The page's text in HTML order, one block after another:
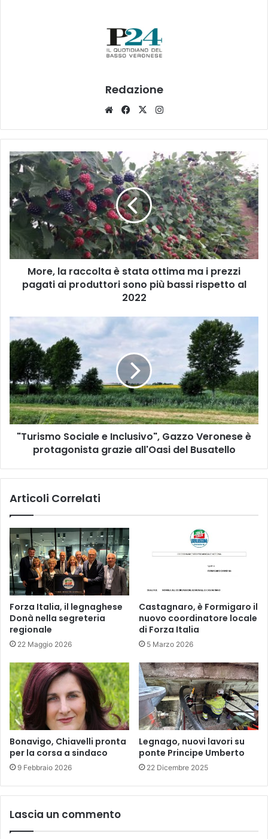
Redazione
WebsiteFacebook
X
More,
la
raccolta
è
stata
ottima
ma
i
prezzi
pagati
più
rispetto
al
2022
More, la raccolta è stata ottima ma i prezzi
pagati ai produttori sono più bassi rispetto al
2022
"Turismo
Sociale
e
Inclusivo",
Gazzo
Veronese
è
protagonista
grazie
all'Oasi
"Turismo Sociale e Inclusivo", Gazzo Veronese è
protagonista grazie all'Oasi del Busatello
Articoli Correlati
Forza Italia, il legnaghese
Donà nella segreteria
regionale
22 Maggio 2026
Castagnaro, è Formigaro il
nuovo coordinatore locale
di Forza Italia
5 Marzo 2026
Bonavigo, Chiavelli pronta
per la corsa a sindaco
9 Febbraio 2026
Legnago, nuovi lavori su
ponte Principe Umberto
22 Dicembre 2025
Lascia un commento